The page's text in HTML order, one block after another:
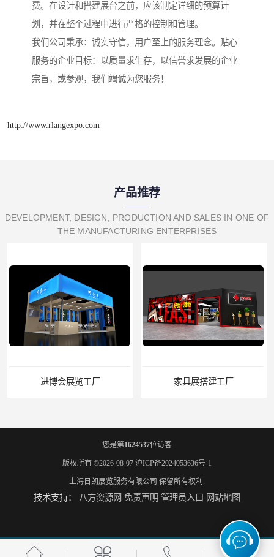
费。在设计和搭建展台之前，应该制定详细的预算计
划，并在整个过程中进行严格的控制和管理。
我们公司秉承：诚实守信，用户至上的服务理念。贴心
服务的企业目标：以质量求生存，以信誉求发展的企业
宗旨，或参观，我们竭诚为您服务！
http://www.rlangexpo.com
产品推荐
DEVELOPMENT, DESIGN, PRODUCTION AND SALES IN ONE OF
THE MANUFACTURING ENTERPRISES
进博会展览工厂 家具展搭建工厂
厨卫展展台搭建工厂 电子展展台装修
您是第1624537位访客
版权所有 ©2026-08-07 沪ICP备2024053636号-1
上海日朗展览服务有限公司 保留所有权利.
技术支持： 八方资源网 免责声明 管理员入口 网站地图